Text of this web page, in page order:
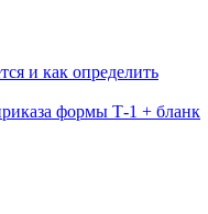
и как определить
формы Т-1 + бланк